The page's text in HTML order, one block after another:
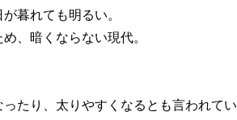
暮れても明るい。
、暗くならない現代。
たり、太りやすくなるとも言われてい